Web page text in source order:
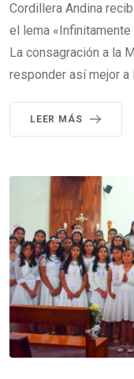
Cordillera Andina
el lema
La consagración a la
responder así mejor a
LEER MÁS